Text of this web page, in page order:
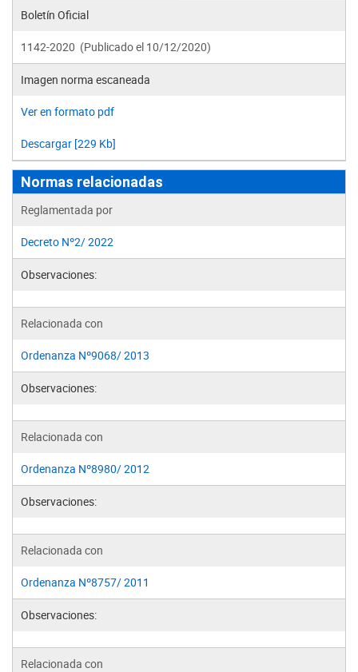
Boletín Oficial
1142-2020 (Publicado el 10/12/2020)
Imagen norma escaneada
Ver en formato pdf
Descargar [229 Kb]
Normas relacionadas
Reglamentada por
Decreto Nº2/ 2022
Observaciones:
Relacionada con
Ordenanza Nº9068/ 2013
Observaciones:
Relacionada con
Ordenanza Nº8980/ 2012
Observaciones:
Relacionada con
Ordenanza Nº8757/ 2011
Observaciones:
Relacionada con